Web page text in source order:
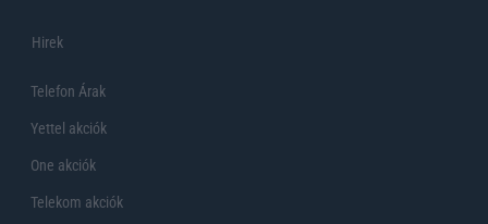
Hirek
Telefon Árak
Yettel akciók
One akciók
Telekom akciók